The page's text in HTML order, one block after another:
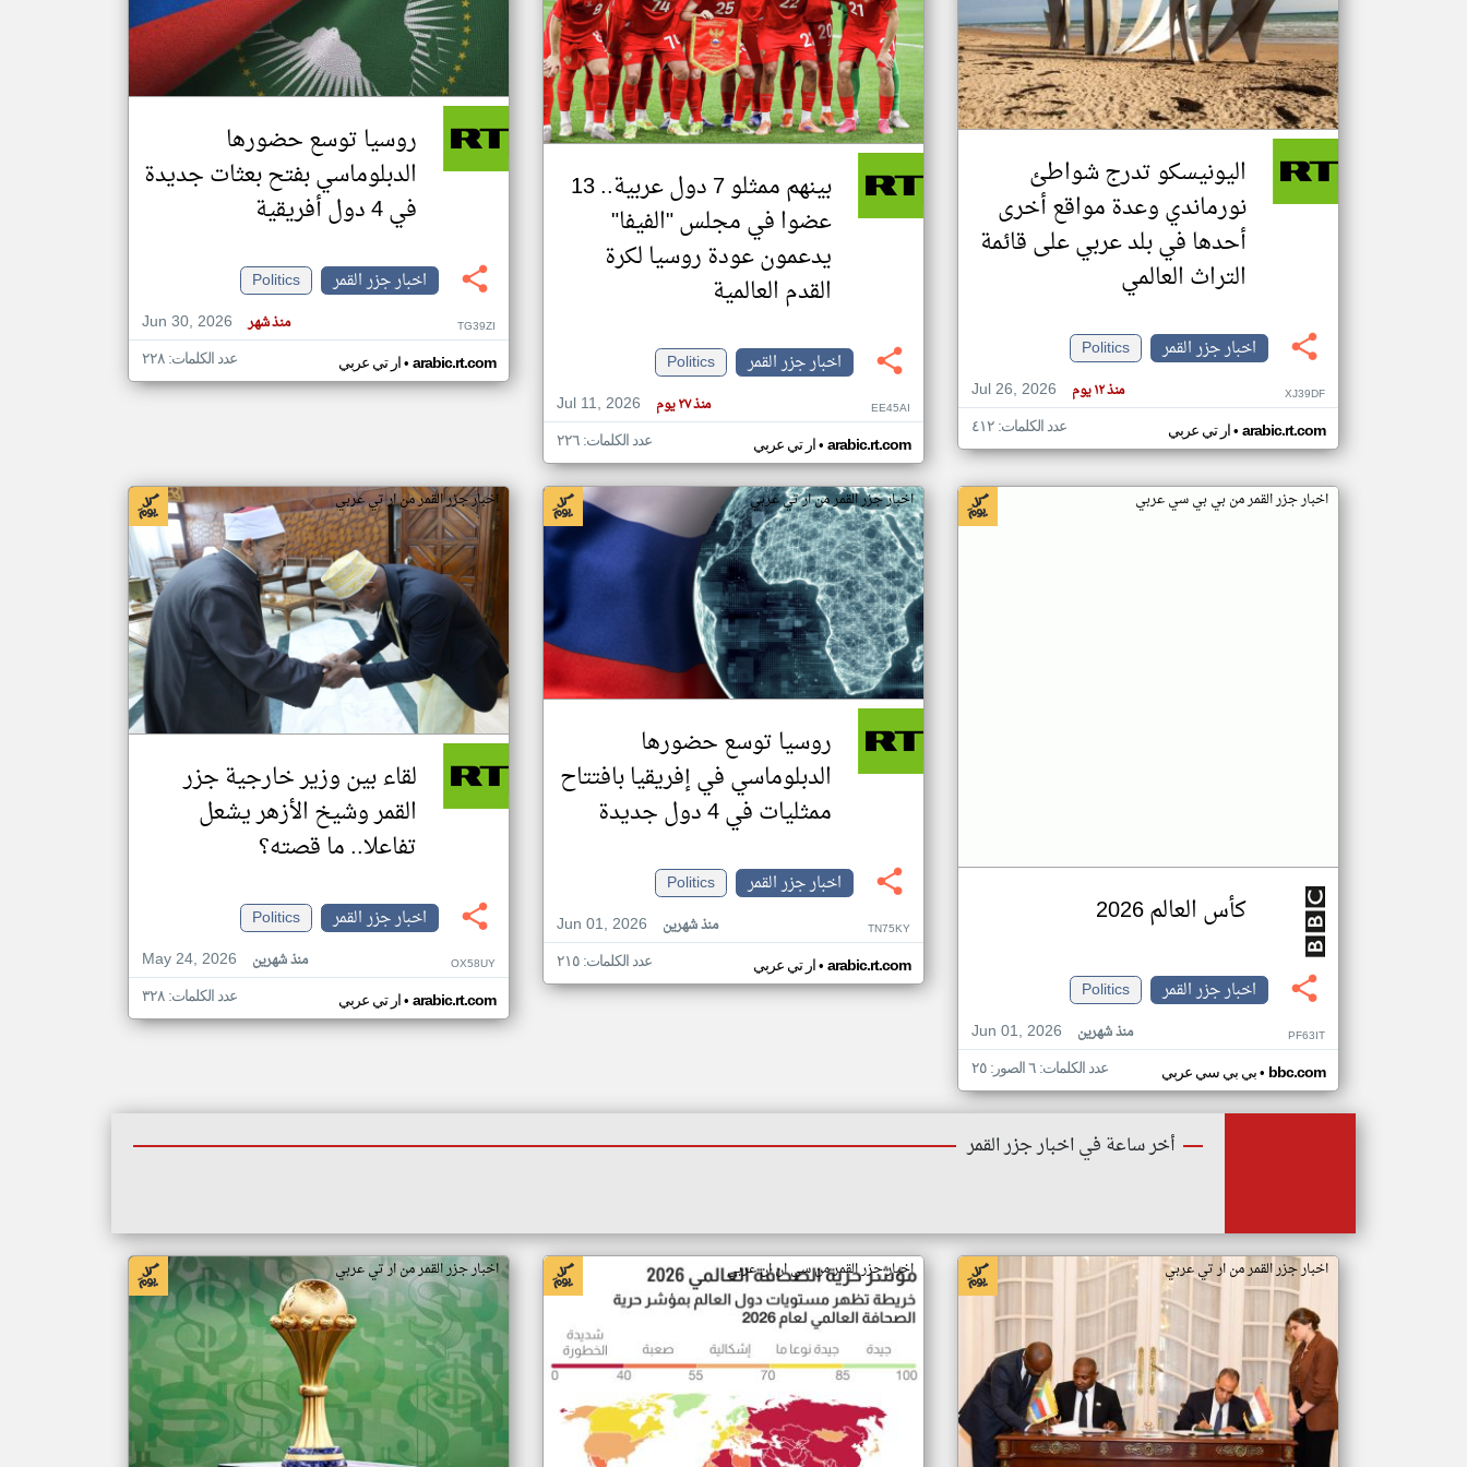
تغيير الدولة
اخبار جزر القمر على مدار الساعة
أهم اخبار جزر القمر العاجلة والمباشرة
اليونيسكو تدرج شواطئ
نورماندي وعدة مواقع أخرى
أحدها في بلد عربي على قائمة
التراث العالمي
اخبار جزر القمر
Politics
Jul 26, 2026
منذ ١٢ يوم XJ39DF
ار تي عربي• arabic.rt.com عدد الكلمات: ٤١٢
بينهم ممثلو 7 دول عربية.. 13
عضوا في مجلس "الفيفا"
يدعمون عودة روسيا لكرة
القدم العالمية
اخبار جزر القمر
Politics
Jul 11, 2026
منذ ٢٧ يوم EE45AI
ار تي عربي• arabic.rt.com عدد الكلمات: ٢٢٦
روسيا توسع حضورها
الدبلوماسي بفتح بعثات جديدة
في 4 دول أفريقية
اخبار جزر القمر
Politics
Jun 30, 2026
منذ شهر TG39ZI
ار تي عربي• arabic.rt.com عدد الكلمات: ٢٢٨
اخبار جزر القمر من بي بي سي عربي
كأس العالم 2026
اخبار جزر القمر
Politics
Jun 01, 2026
منذ شهرين PF63IT
بي بي سي عربي• bbc.com عدد الكلمات: ٦ الصور: ٢٥
اخبار جزر القمر من ار تي عربي
روسيا توسع حضورها
الدبلوماسي في إفريقيا بافتتاح
ممثليات في 4 دول جديدة
اخبار جزر القمر
Politics
Jun 01, 2026
منذ شهرين TN75KY
ار تي عربي• arabic.rt.com عدد الكلمات: ٢١٥
اخبار جزر القمر من ار تي عربي
لقاء بين وزير خارجية جزر
القمر وشيخ الأزهر يشعل
تفاعلا.. ما قصته؟
اخبار جزر القمر
Politics
May 24, 2026
منذ شهرين OX58UY
ار تي عربي• arabic.rt.com عدد الكلمات: ٣٢٨
أخر ساعة في اخبار جزر القمر
اخبار جزر القمر من ار تي عربي اخبار جزر القمر من سي ان ان عربي اخبار جزر القمر من ار تي عربي
klyoum.com